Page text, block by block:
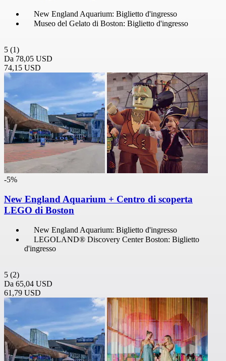
New England Aquarium: Biglietto d'ingresso
Museo del Gelato di Boston: Biglietto d'ingresso
5 (1)
Da 78,05 USD
74,15 USD
-5%
New England Aquarium + Centro di scoperta
LEGO di Boston
New England Aquarium: Biglietto d'ingresso
LEGOLAND® Discovery Center Boston: Biglietto
d'ingresso
5 (2)
Da 65,04 USD
61,79 USD